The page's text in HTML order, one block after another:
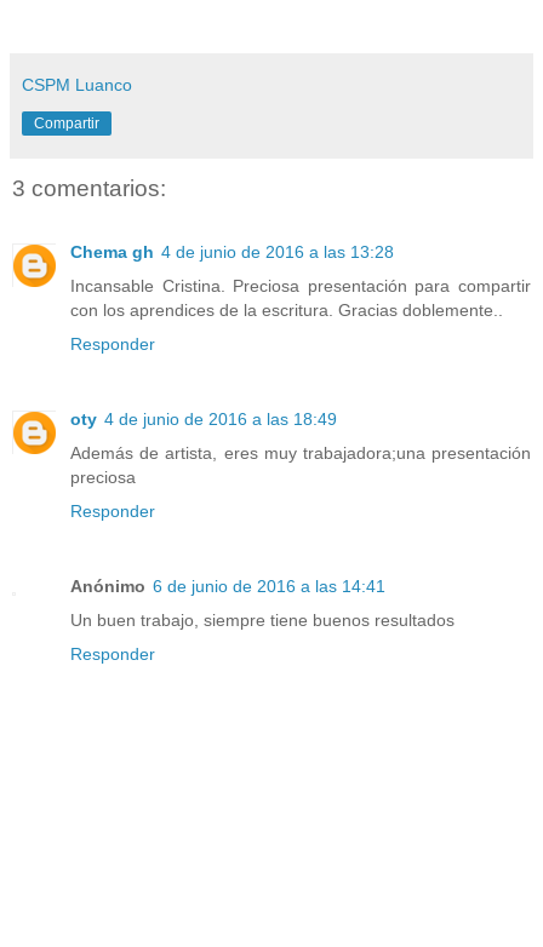
CSPM Luanco
Compartir
3 comentarios:
Chema gh 4 de junio de 2016 a las 13:28
Incansable Cristina. Preciosa presentación para compartir
con los aprendices de la escritura. Gracias doblemente..
Responder
oty 4 de junio de 2016 a las 18:49
Además de artista, eres muy trabajadora;una presentación
preciosa
Responder
Anónimo 6 de junio de 2016 a las 14:41
Un buen trabajo, siempre tiene buenos resultados
Responder